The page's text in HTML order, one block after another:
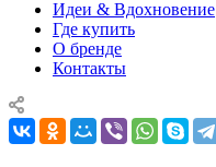
Идеи & Вдохновение
Где купить
О бренде
Контакты